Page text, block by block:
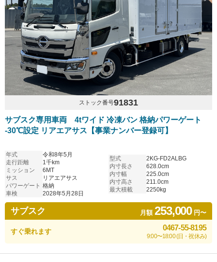
ストック番号91831
サブスク専用車両 4tワイド 冷凍バン 格納パワーゲート
-30℃設定 リアエアサス【事業ナンバー登録可】
年式
令和8年5月
走行距離
1千km
ミッション
6MT
サス
リアエアサス
パワーゲート 格納
車検
2028年5月28日
型式
2KG-FD2ALBG
内寸長さ
628.0cm
内寸幅
225.0cm
内寸高さ
211.0cm
最大積載
2250kg
サブスク 月額253,000円〜
すぐ乗れます 0467-55-8195
9:00〜18:00 (日・祝休み)